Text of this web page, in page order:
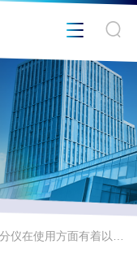
使用方面有着以下技巧所在！